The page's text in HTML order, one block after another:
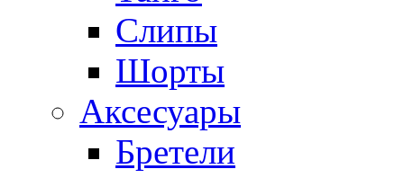
Слипы
Шорты
Аксесуары
Бретели